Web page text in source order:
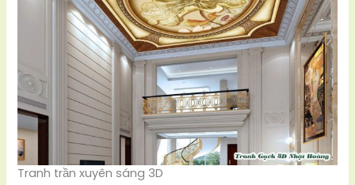
Tranh trần xuyên sáng 3D